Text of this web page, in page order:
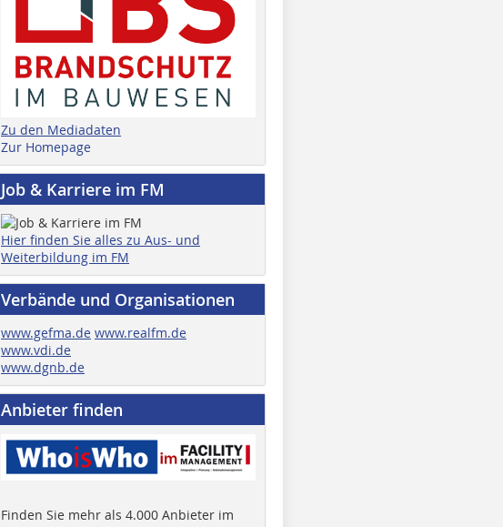
Zu den Mediadaten
Zur Homepage
Job & Karriere im FM
Hier finden Sie alles zu Aus- und
Weiterbildung im FM
Verbände und Organisationen
www.gefma.de www.realfm.de
www.vdi.de
www.dgnb.de
Anbieter finden
Finden Sie mehr als 4.000 Anbieter im